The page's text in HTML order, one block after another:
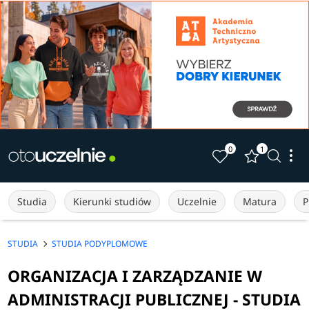
0 1
Studia Kierunki studiów Uczelnie Matura
STUDIA STUDIA PODYPLOMOWE
ORGANIZACJA I ZARZĄDZANIE W
ADMINISTRACJI PUBLICZNEJ - STUDIA